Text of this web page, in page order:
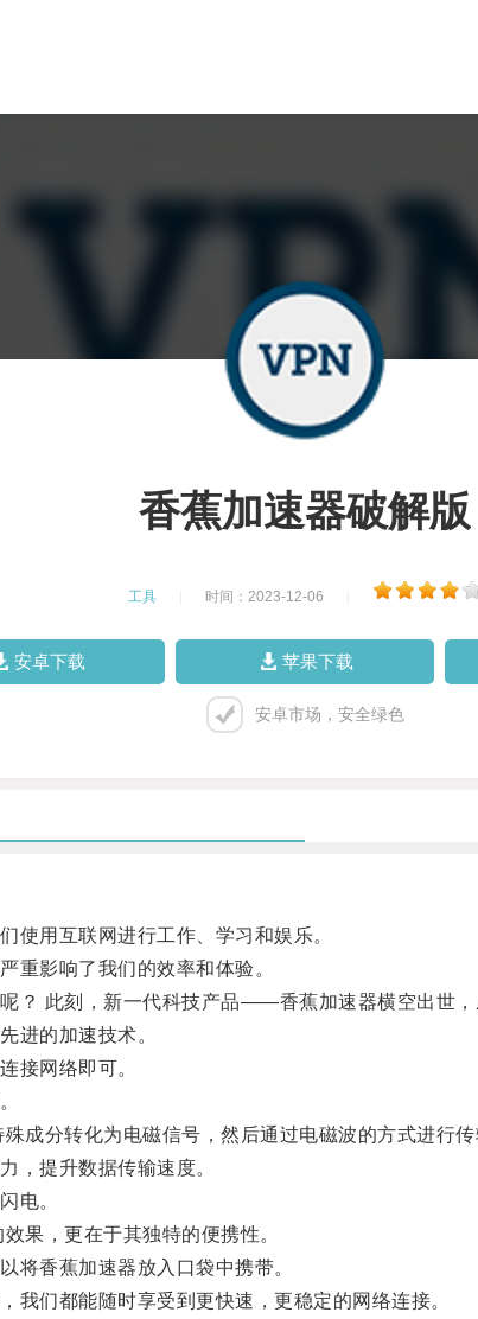
香蕉加速器破解版
工具 时间：2023-12-06
安卓下载 苹果下载
安卓市场，安全绿色
用互联网进行工作、学习和娱乐。
影响了我们的效率和体验。
此刻，新一代科技产品——香蕉加速器横空出世，
的加速技术。
接网络即可。
分转化为电磁信号，然后通过电磁波的方式进行传
提升数据传输速度。
电。
，更在于其独特的便携性。
香蕉加速器放入口袋中携带。
们都能随时享受到更快速，更稳定的网络连接。